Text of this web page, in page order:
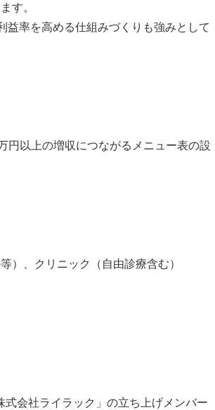
す。
益率を高める仕組みづくりも強みとして
円以上の増収につながるメニュー表の設
）、クリニック（自由診療含む）
会社ライラック」の立ち上げメンバー